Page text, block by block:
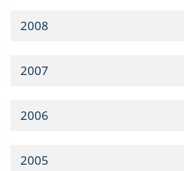
2008
2007
2006
2005